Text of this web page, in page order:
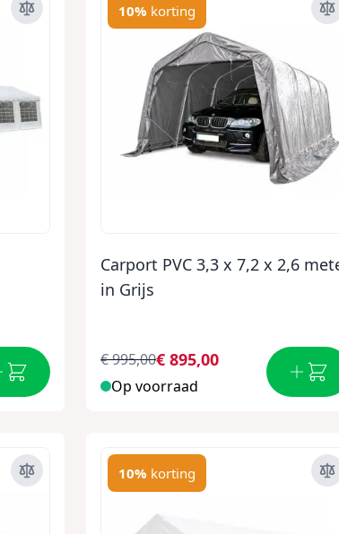
10% korting
Carport PVC 3,3 x 7,2 x 2,6
in Grijs
€ 895,00
€ 995,00
Op voorraad
10% korting